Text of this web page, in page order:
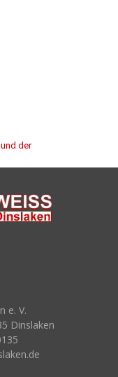
der
e. V.
Dinslaken